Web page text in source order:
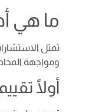
ما هي
تمثل
ومواجهة
أولًا